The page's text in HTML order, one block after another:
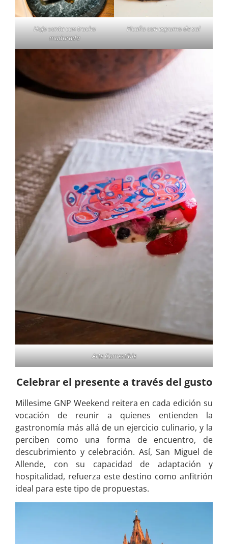
Hoja santa con trucha
madurada
Picaña con espuma de sal
Arte Comestible
Celebrar el presente a través del gusto
Millesime GNP Weekend reitera en cada edición su
vocación de reunir a quienes entienden la
gastronomía más allá de un ejercicio culinario, y la
perciben como una forma de encuentro, de
descubrimiento y celebración. Así, San Miguel de
Allende, con su capacidad de adaptación y
hospitalidad, refuerza este destino como anfitrión
ideal para este tipo de propuestas.